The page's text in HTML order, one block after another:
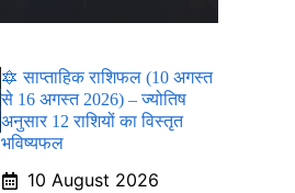
🔯 साप्ताहिक राशिफल (10 अगस्त
से 16 अगस्त 2026) – ज्योतिष
अनुसार 12 राशियों का विस्तृत
भविष्यफल
10 August 2026